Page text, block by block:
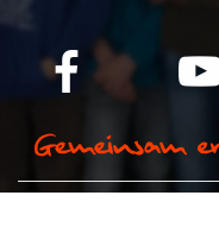
© Camp Stahl e.V.